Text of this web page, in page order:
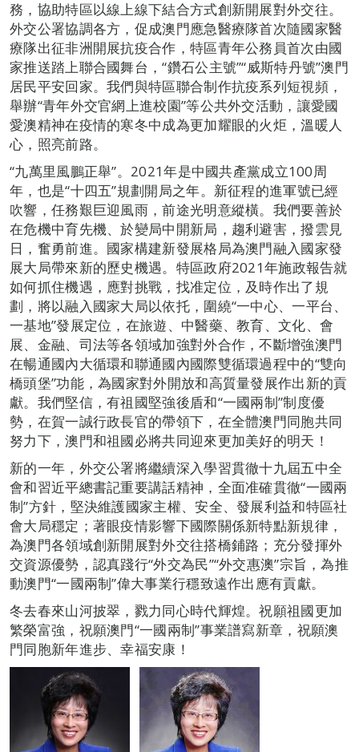
務，協助特區以線上線下結合方式創新開展對外交往。
外交公署協調各方，促成澳門應急醫療隊首次隨國家醫
療隊出征非洲開展抗疫合作，特區青年公務員首次由國
家推送踏上聯合國舞台，“鑽石公主號”“威斯特丹號”澳門
居民平安回家。我們與特區聯合制作抗疫系列短視頻，
舉辦“青年外交官網上進校園”等公共外交活動，讓愛國
愛澳精神在疫情的寒冬中成為更加耀眼的火炬，溫暖人
心，照亮前路。
“九萬里風鵬正舉”。2021年是中國共產黨成立100周
年，也是“十四五”規劃開局之年。新征程的進軍號已經
吹響，任務艱巨迎風雨，前途光明意縱橫。我們要善於
在危機中育先機、於變局中開新局，趨利避害，撥雲見
日，奮勇前進。國家構建新發展格局為澳門融入國家發
展大局帶來新的歷史機遇。特區政府2021年施政報告就
如何抓住機遇，應對挑戰，找准定位，及時作出了規
劃，將以融入國家大局以依托，圍繞“一中心、一平台、
一基地”發展定位，在旅遊、中醫藥、教育、文化、會
展、金融、司法等各領域加強對外合作，不斷增強澳門
在暢通國內大循環和聯通國內國際雙循環過程中的“雙向
橋頭堡”功能，為國家對外開放和高質量發展作出新的貢
獻。我們堅信，有祖國堅強後盾和“一國兩制”制度優
勢，在賀一誠行政長官的帶領下，在全體澳門同胞共同
努力下，澳門和祖國必將共同迎來更加美好的明天！
新的一年，外交公署將繼續深入學習貫徹十九屆五中全
會和習近平總書記重要講話精神，全面准確貫徹“一國兩
制”方針，堅決維護國家主權、安全、發展利益和特區社
會大局穩定；著眼疫情影響下國際關係新特點新規律，
為澳門各領域創新開展對外交往搭橋鋪路；充分發揮外
交資源優勢，認真踐行“外交為民”“外交惠澳”宗旨，為推
動澳門“一國兩制”偉大事業行穩致遠作出應有貢獻。
冬去春來山河披翠，戮力同心時代輝煌。祝願祖國更加
繁榮富強，祝願澳門“一國兩制”事業譜寫新章，祝願澳
門同胞新年進步、幸福安康！